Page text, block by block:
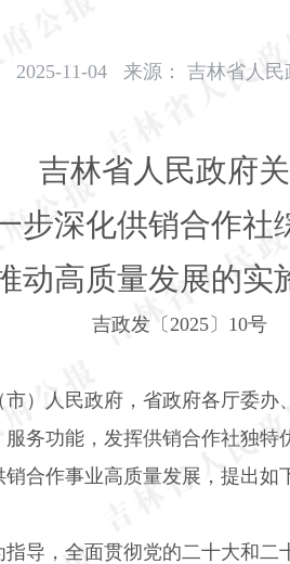
2025-11-04 来源： 吉林省人民
吉林省人民政府
步深化供销合作社
动高质量发展的实
吉政发〔 2025 〕 10号
）人民政府，省政府各厅委办
务功能，发挥供销合作社独特
合作事业高质量发展，提出如
导，全面贯彻党的二十大和